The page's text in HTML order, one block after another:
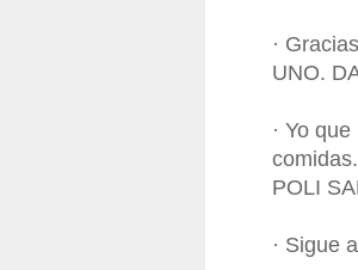
·
UNO.
· Yo
POLI
· Sigue